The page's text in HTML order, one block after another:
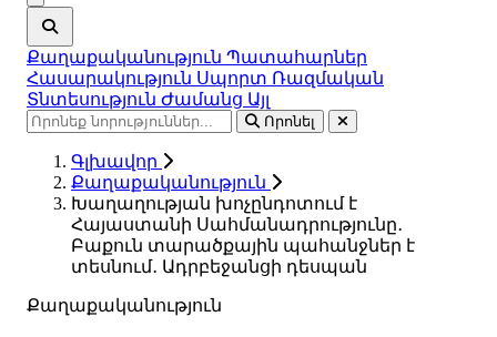
Քաղաքականություն Պատահարներ
Հասարակություն Սպորտ Ռազմական
Տնտեսություն Ժամանց Այլ
Որոնել
Գլխավոր
Քաղաքականություն
Խաղաղության խոչընդոտում է
Հայաստանի Սահմանադրությունը․
Բաքուն տարածքային պահանջներ է
տեսնում․ Ադրբեջանցի դեսպան
Քաղաքականություն